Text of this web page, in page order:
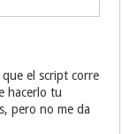
el script corre
hacerlo tu
pero no me da